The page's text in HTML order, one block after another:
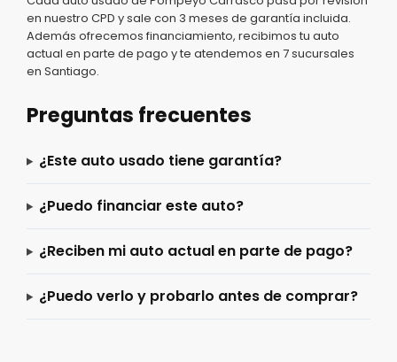
en nuestro CPD y sale con 3 meses de garantía incluida.
Además ofrecemos financiamiento, recibimos tu auto
actual en parte de pago y te atendemos en 7 sucursales
en Santiago.
Preguntas frecuentes
¿Este auto usado tiene garantía?
¿Puedo financiar este auto?
¿Reciben mi auto actual en parte de pago?
¿Puedo verlo y probarlo antes de comprar?